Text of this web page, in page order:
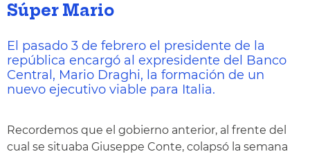
Súper Mario
El pasado 3 de febrero el presidente de la
república encargó al expresidente del Banco
Central, Mario Draghi, la formación de un
nuevo ejecutivo viable para Italia.
Recordemos que el gobierno anterior, al frente del
cual se situaba Giuseppe Conte, colapsó la semana